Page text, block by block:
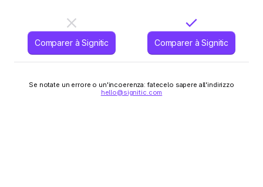
Comparer à Signitic Comparer à Signitic
Se notate un errore o un'incoerenza: fatecelo sapere all'indirizzo
hello@signitic.com